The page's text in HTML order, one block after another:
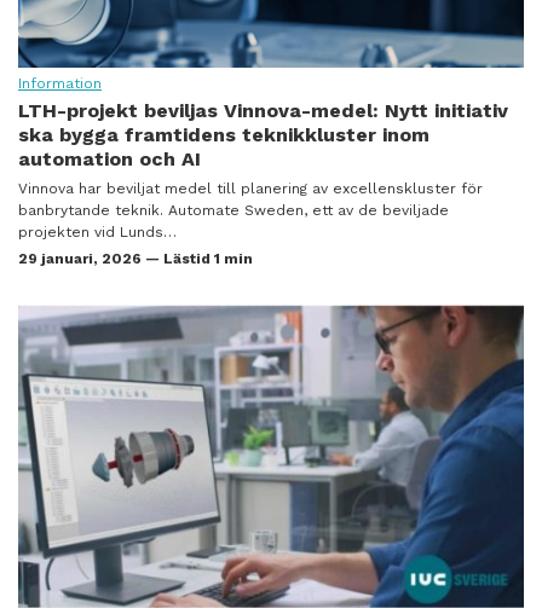
Information
LTH-projekt beviljas Vinnova-medel: Nytt initiativ
ska bygga framtidens teknikkluster inom
automation och AI
Vinnova har beviljat medel till planering av excellenskluster för
banbrytande teknik. Automate Sweden, ett av de beviljade
projekten vid Lunds…
29 januari, 2026 — Lästid 1 min